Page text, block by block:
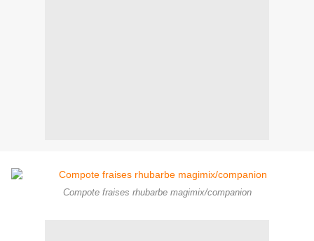
Compote fraises rhubarbe magimix/companion